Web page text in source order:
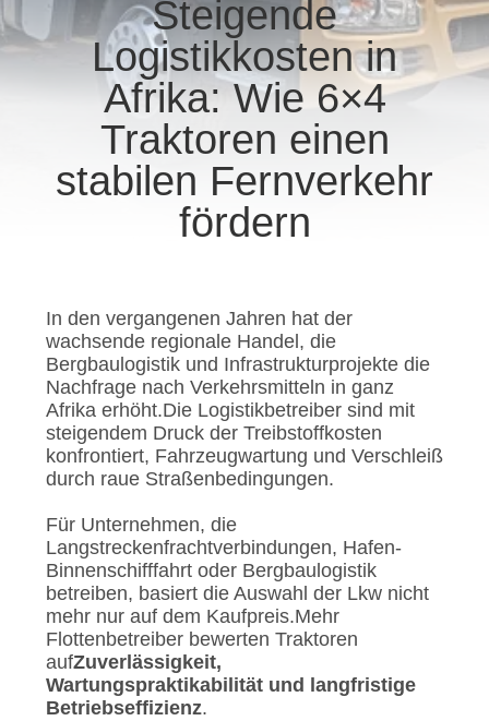
SIE
MIT
VERBINDUNG
ZITAT
SITEMAP
DATENSCHUTZRICHTLINIE
Steigende
Logistikkosten in
Afrika: Wie 6×4
Traktoren einen
stabilen Fernverkehr
fördern
In den vergangenen Jahren hat der
wachsende regionale Handel, die
Bergbaulogistik und Infrastrukturprojekte die
Nachfrage nach Verkehrsmitteln in ganz
Afrika erhöht.Die Logistikbetreiber sind mit
steigendem Druck der Treibstoffkosten
konfrontiert, Fahrzeugwartung und Verschleiß
durch raue Straßenbedingungen.
Für Unternehmen, die
Langstreckenfrachtverbindungen, Hafen-
Binnenschifffahrt oder Bergbaulogistik
betreiben, basiert die Auswahl der Lkw nicht
mehr nur auf dem Kaufpreis.Mehr
Flottenbetreiber bewerten Traktoren
aufZuverlässigkeit,
Wartungspraktikabilität und langfristige
Betriebseffizienz.